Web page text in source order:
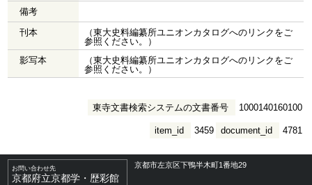
備考
刊本
（東大史料編纂所ユニオンカタログへのリンクをご
参照ください。）
影写本
（東大史料編纂所ユニオンカタログへのリンクをご
参照ください。）
東寺文書検索システムの文書番号 1000140160100
document_id 4781
item_id 3459
お問い合わせ先
京都府立京都学・歴彩館
京都市左京区下鴨半木町1番地29